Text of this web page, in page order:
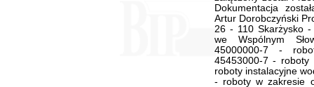
Dokumentacja
Artur Dorobczyński
26 - 110 Skarżysko
we Wspólnym
45000000-7 -
45453000-7 - roboty
roboty instalacyjne
- roboty w zakresie